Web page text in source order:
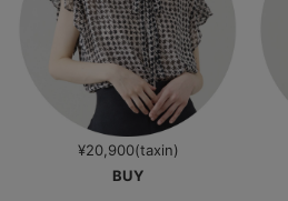
¥20,900(taxin)
BUY